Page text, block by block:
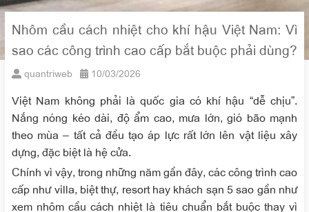
Nhôm cầu cách nhiệt cho khí hậu Việt Nam: Vì
sao các công trình cao cấp bắt buộc phải dùng?
quantriweb 10/03/2026
Việt Nam không phải là quốc gia có khí hậu “dễ chịu”.
Nắng nóng kéo dài, độ ẩm cao, mưa lớn, gió bão mạnh
theo mùa – tất cả đều tạo áp lực rất lớn lên vật liệu xây
dựng, đặc biệt là hệ cửa.
Chính vì vậy, trong những năm gần đây, các công trình cao
cấp như villa, biệt thự, resort hay khách sạn 5 sao gần như
xem nhôm cầu cách nhiệt là tiêu chuẩn bắt buộc thay vì